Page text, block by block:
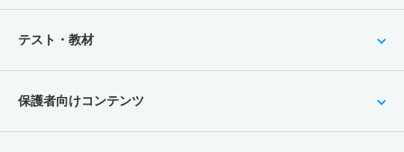
テスト・教材
保護者向けコンテンツ